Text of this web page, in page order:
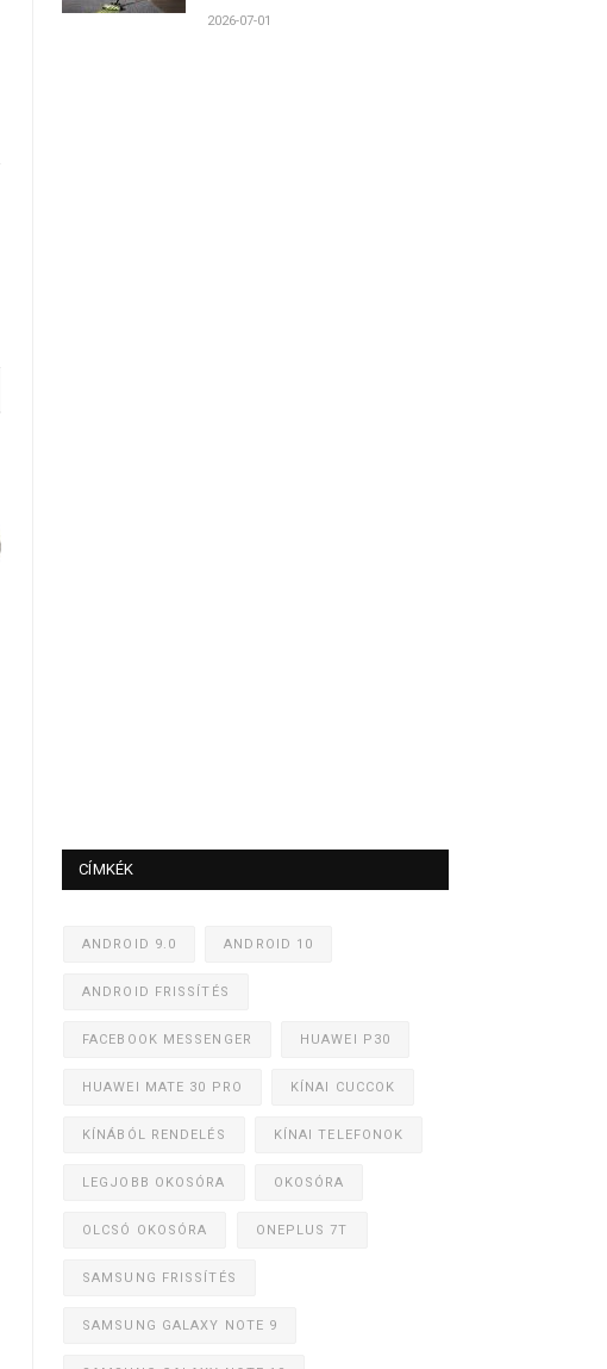
2026-07-01
CÍMKÉK
ANDROID 9.0 ANDROID 10
ANDROID FRISSÍTÉS
FACEBOOK MESSENGER HUAWEI P30
HUAWEI MATE 30 PRO KÍNAI CUCCOK
KÍNÁBÓL RENDELÉS KÍNAI TELEFONOK
LEGJOBB OKOSÓRA OKOSÓRA
OLCSÓ OKOSÓRA ONEPLUS 7T
SAMSUNG FRISSÍTÉS
SAMSUNG GALAXY NOTE 9